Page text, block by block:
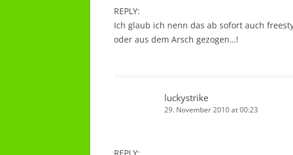
REPLY:
Ich glaub ich nenn das ab sofort auch
oder aus dem Arsch gezogen…!
luckystrike
29. November 2010 at 00:23